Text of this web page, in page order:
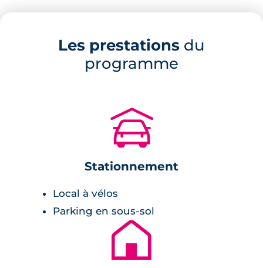
des lieux où la convivialité entre les habitants
est de mise. Vous aurez le choix parmi une
séjours se présentent comme des espaces de
vie généreux où la lumière pénètre facilement.
Ils se prolongent vers l’extérieur pour vous
permettre de profiter des douces
balcon ou votre jardin privatif. Les logements
présentent tous des performances
thermiques et acoustiques exemplaires pour
Les prestations du
programme
🚗
Stationnement
Local à vélos
Parking en sous-sol
🏚